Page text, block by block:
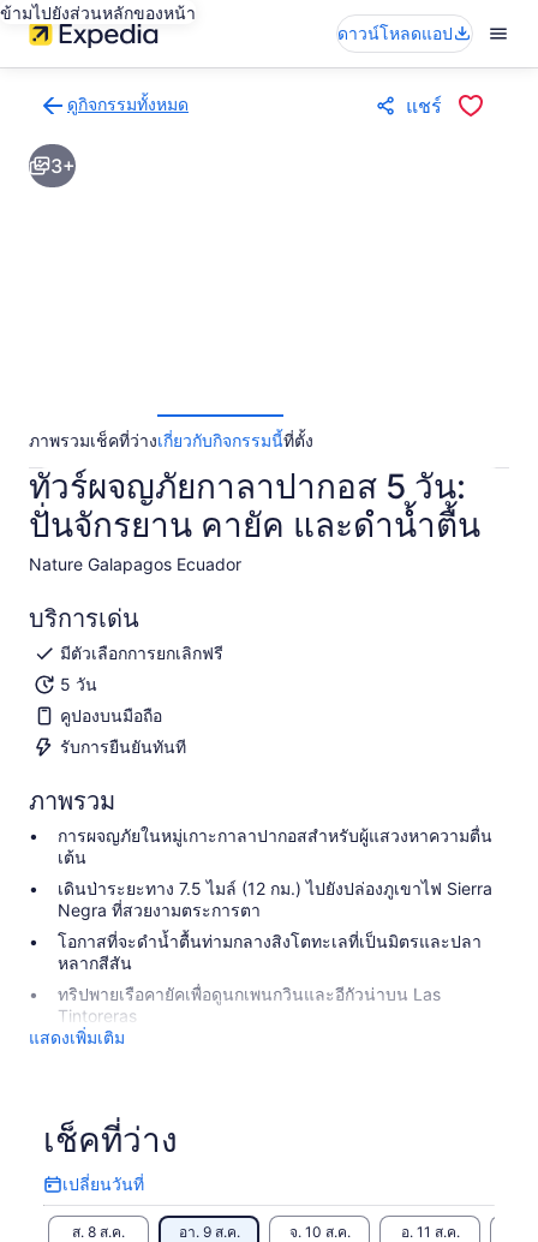
ข้ามไปยังส่วนหลักของหน้า
ดาวน์โหลดแอป
ดูกิจกรรมทั้งหมด
ไป
ยัง
หน้า
แชร์
3+
ภาพรวมเช็คที่ว่างเกี่ยวกับกิจกรรมนี้ที่ตั้ง
ทัวร์ผจญภัยกาลาปากอส 5 วัน:
ปั่นจักรยาน คายัค และดำน้ำตื้น
Nature Galapagos Ecuador​
บริการเด่น
มีตัวเลือกการยกเลิกฟรี
5 วัน
คูปองบนมือถือ
รับการยืนยันทันที
ภาพรวม
การผจญภัยในหมู่เกาะกาลาปากอสสำหรับผู้แสวงหาความตื่น
เต้น
เดินป่าระยะทาง 7.5 ไมล์ (12 กม.) ไปยังปล่องภูเขาไฟ Sierra
Negra ที่สวยงามตระการตา
โอกาสที่จะดำน้ำตื้นท่ามกลางสิงโตทะเลที่เป็นมิตรและปลา
หลากสีสัน
ทริปพายเรือคายัคเพื่อดูนกเพนกวินและอีกัวน่าบน Las
Tintoreras
แสดงเพิ่มเติม
เช็คที่ว่าง
เปลี่ยนวันที่
เปลี่ยน
วัน
ส. 8 ส.ค. อา. 9 ส.ค. จ. 10 ส.ค. อ. 11 ส.ค.